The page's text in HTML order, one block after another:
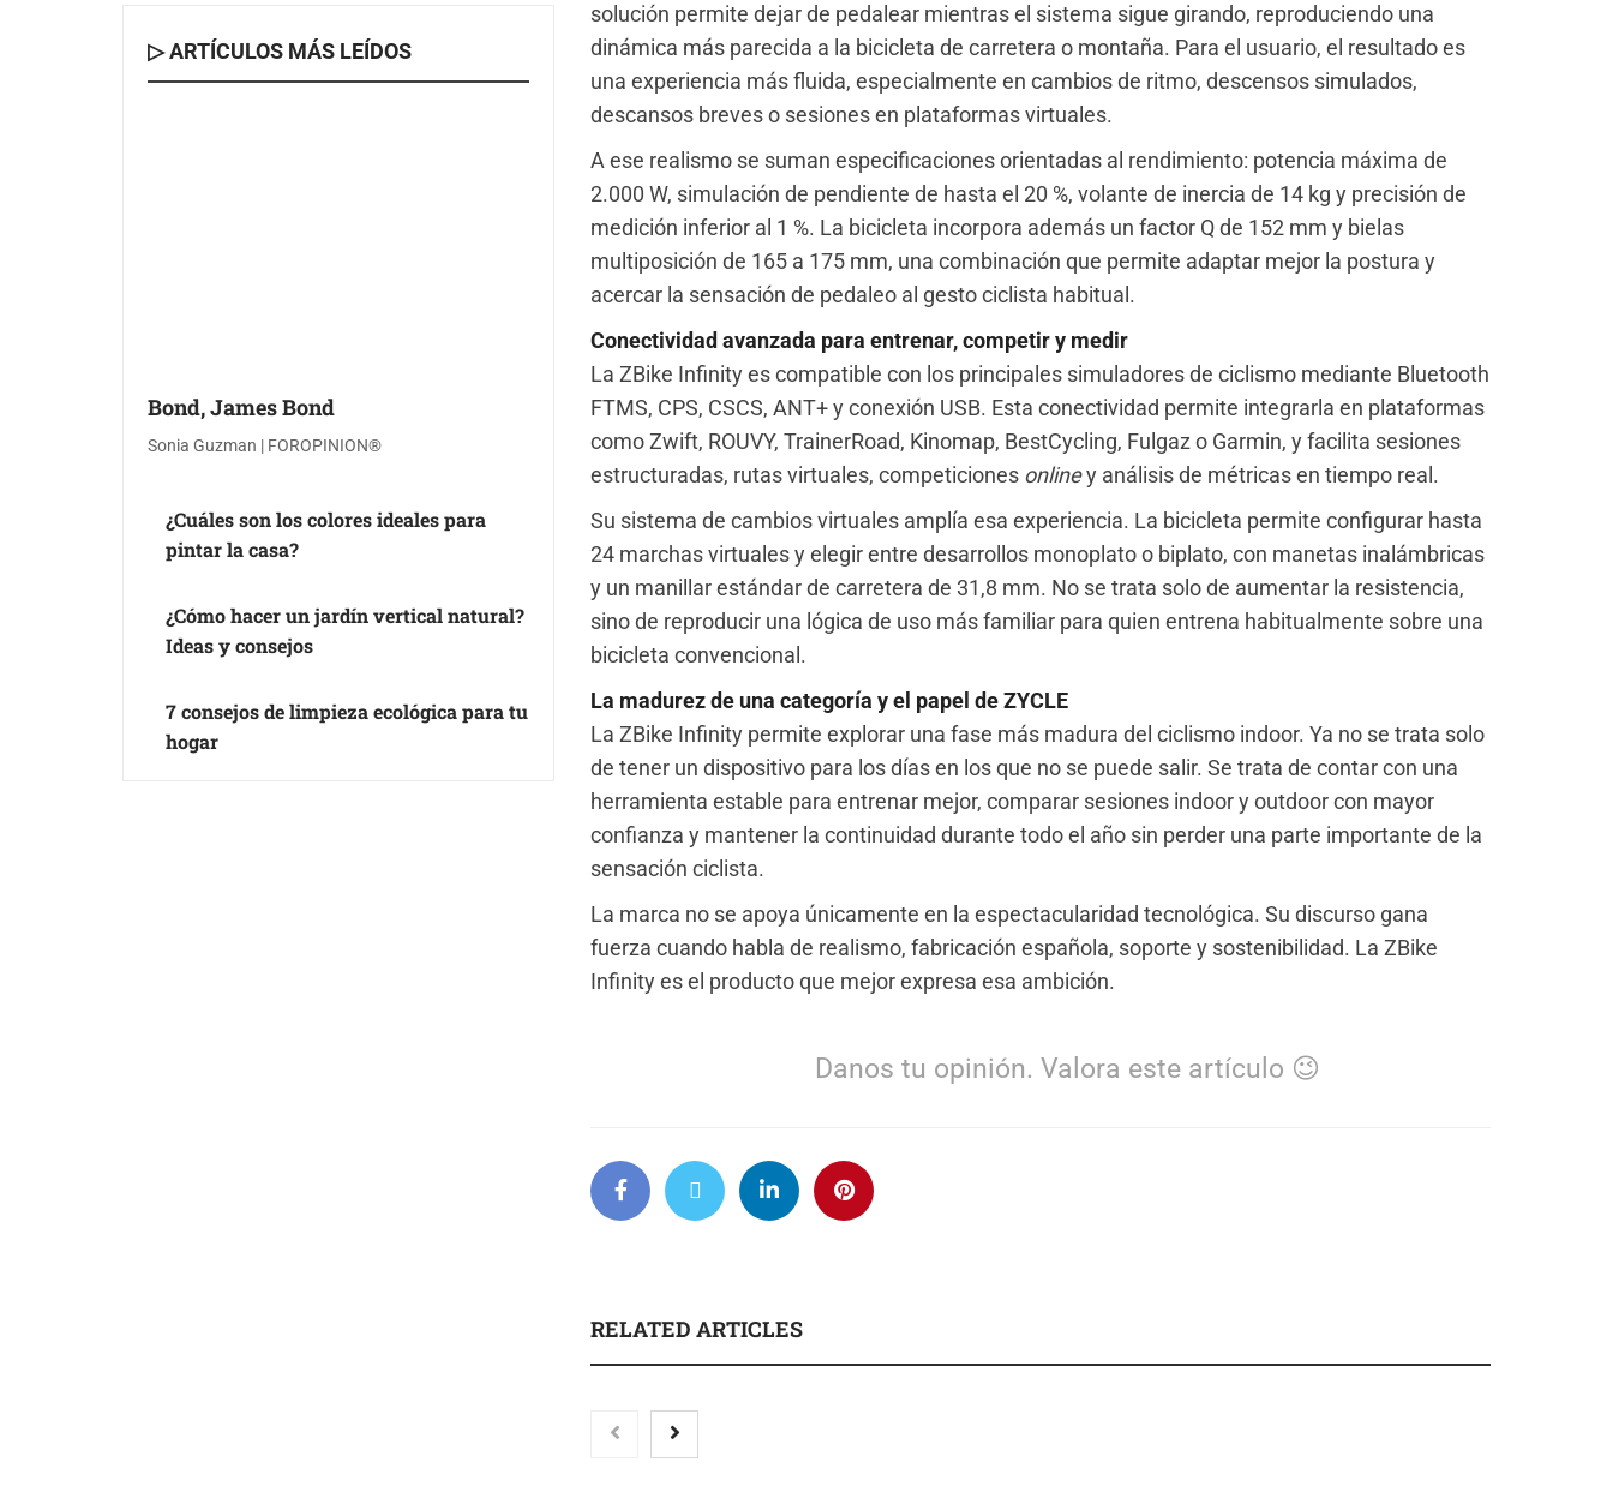
solución permite dejar de pedalear mientras el sistema sigue girando, reproduciendo una
dinámica más parecida a la bicicleta de carretera o montaña. Para el usuario, el resultado es
una experiencia más fluida, especialmente en cambios de ritmo, descensos simulados,
descansos breves o sesiones en plataformas virtuales.
A ese realismo se suman especificaciones orientadas al rendimiento: potencia máxima de
2.000 W, simulación de pendiente de hasta el 20 %, volante de inercia de 14 kg y precisión de
medición inferior al 1 %. La bicicleta incorpora además un factor Q de 152 mm y bielas
multiposición de 165 a 175 mm, una combinación que permite adaptar mejor la postura y
acercar la sensación de pedaleo al gesto ciclista habitual.
Conectividad avanzada para entrenar, competir y medir
La ZBike Infinity es compatible con los principales simuladores de ciclismo mediante Bluetooth
FTMS, CPS, CSCS, ANT+ y conexión USB. Esta conectividad permite integrarla en plataformas
como Zwift, ROUVY, TrainerRoad, Kinomap, BestCycling, Fulgaz o Garmin, y facilita sesiones
estructuradas, rutas virtuales, competiciones onliney análisis de métricas en tiempo real.
Su sistema de cambios virtuales amplía esa experiencia. La bicicleta permite configurar hasta
24 marchas virtuales y elegir entre desarrollos monoplato o biplato, con manetas inalámbricas
y un manillar estándar de carretera de 31,8 mm. No se trata solo de aumentar la resistencia,
sino de reproducir una lógica de uso más familiar para quien entrena habitualmente sobre una
bicicleta convencional.
La madurez de una categoría y el papel de ZYCLE
La ZBike Infinity permite explorar una fase más madura del ciclismo indoor. Ya no se trata solo
de tener un dispositivo para los días en los que no se puede salir. Se trata de contar con una
herramienta estable para entrenar mejor, comparar sesiones indoor y outdoor con mayor
confianza y mantener la continuidad durante todo el año sin perder una parte importante de la
sensación ciclista.
La marca no se apoya únicamente en la espectacularidad tecnológica. Su discurso gana
fuerza cuando habla de realismo, fabricación española, soporte y sostenibilidad. La ZBike
Infinity es el producto que mejor expresa esa ambición.
Danos tu opinión. Valora este artículo 😉
RELATED ARTICLES
El voto del público será
decisivo para elegir a los
▷ ARTÍCULOS MÁS LEÍDOS
Bond, James Bond
Sonia Guzman | FOROPINION®
¿Cuáles son los colores ideales para
pintar la casa?
¿Cómo hacer un jardín vertical natural?
Ideas y consejos
7 consejos de limpieza ecológica para tu
hogar